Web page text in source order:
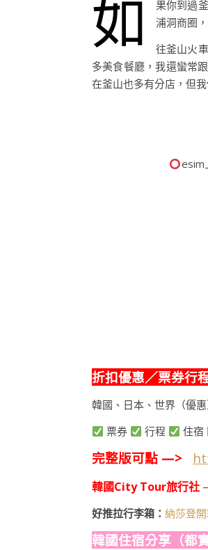
如
果你到過
浦洞商圈
往釜山火
多美食餐廳，我還蠻常
在釜山也多有分店，但
esim
折扣優惠／票券行
韓國、日本、世界（優惠
票券
行程 住宿
完整版可點 —>
韓國City Tour旅行社
好推拉行李箱： 納莎登
韓國住宿分享（都